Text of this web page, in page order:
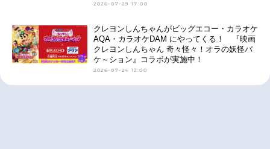
2026-07-29 17:00
クレヨンしんちゃんがビッグエコー・カラオケ
AQA・カラオケDAM にやってくる！ 『映画
クレヨンしんちゃん 奇々怪々！オラの妖怪バ
ケ～ション』コラボが実施中！
2026-07-24 12:00